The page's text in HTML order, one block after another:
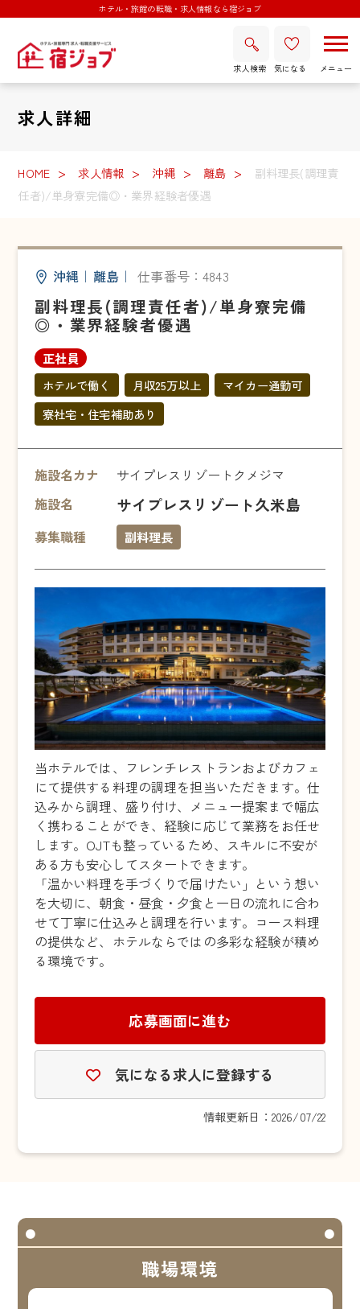
ホテル・旅館の転職・求人情報なら宿ジョブ
求人検索 気になる
求人詳細
HOME 求人情報 沖縄 離島
副料理長(調理責
任者)/単身寮完備◎・業界経験者優遇
沖縄 ｜ 離島 ｜ 仕事番号：4843
副料理長(調理責任者)/単身寮完備
◎・業界経験者優遇
正社員
ホテルで働く 月収25万以上
マイカー通勤可
寮社宅・住宅補助あり
施設名カナ
サイプレスリゾートクメジマ
施設名
サイプレスリゾート久米島
募集職種 副料理長
当ホテルでは、フレンチレストランおよびカフェ
にて提供する料理の調理を担当いただきます。仕
込みから調理、盛り付け、メニュー提案まで幅広
く携わることができ、経験に応じて業務をお任せ
します。OJTも整っているため、スキルに不安が
ある方も安心してスタートできます。
「温かい料理を手づくりで届けたい」という想い
を大切に、朝食・昼食・夕食と一日の流れに合わ
せて丁寧に仕込みと調理を行います。コース料理
の提供など、ホテルならではの多彩な経験が積め
る環境です。
応募画面に進む
気になる求人に登録する
情報更新日：2026/07/22
職場環境